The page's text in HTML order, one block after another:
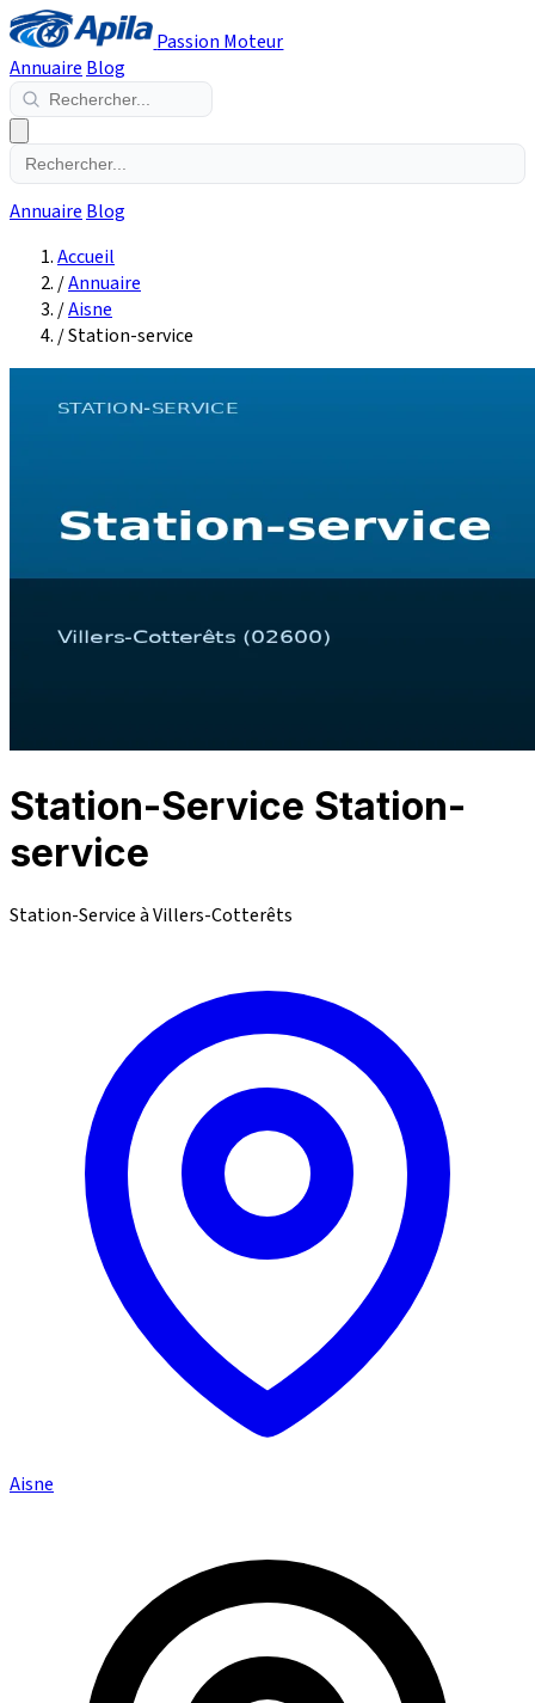
Passion Moteur
Annuaire Blog
Annuaire Blog
Accueil
/Annuaire
/Aisne
/Station-service
Station-Service Station-
service
Station-Service à Villers-Cotterêts
Aisne